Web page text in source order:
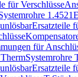
für Verschlüsse
1.4521
Ersatzteile
für
Systemrohre
Ersatzteile